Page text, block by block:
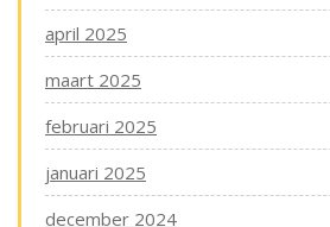
april 2025
maart 2025
februari 2025
januari 2025
december 2024